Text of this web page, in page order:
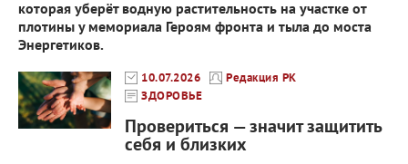
которая уберёт водную растительность на участке от
плотины у мемориала Героям фронта и тыла до моста
Энергетиков.
10.07.2026
Редакция РК
ЗДОРОВЬЕ
Провериться — значит защитить
себя и близких